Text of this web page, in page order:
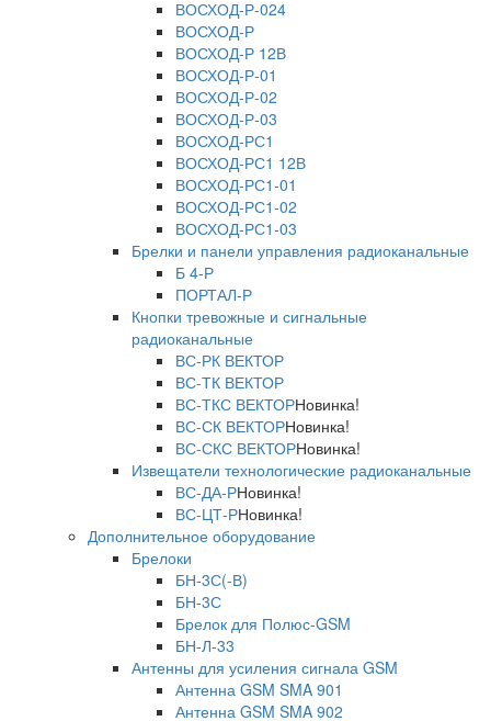
ВОСХОД-Р-024
ВОСХОД-Р
ВОСХОД-Р 12В
ВОСХОД-Р-01
ВОСХОД-Р-02
ВОСХОД-Р-03
ВОСХОД-РС1
ВОСХОД-РС1 12В
ВОСХОД-РС1-01
ВОСХОД-РС1-02
ВОСХОД-РС1-03
Брелки и панели управления радиоканальные
Б 4-Р
ПОРТАЛ-Р
Кнопки тревожные и сигнальные
радиоканальные
ВС-РК ВЕКТОР
ВС-ТК ВЕКТОР
ВС-ТКС ВЕКТОРНовинка!
ВС-СК ВЕКТОРНовинка!
ВС-СКС ВЕКТОРНовинка!
Извещатели технологические радиоканальные
ВС-ДА-РНовинка!
ВС-ЦТ-РНовинка!
Дополнительное оборудование
Брелоки
БН-3С(-В)
БН-3С
Брелок для Полюс-GSM
БН-Л-33
Антенны для усиления сигнала GSM
Антенна GSM SMA 901
Антенна GSM SMA 902